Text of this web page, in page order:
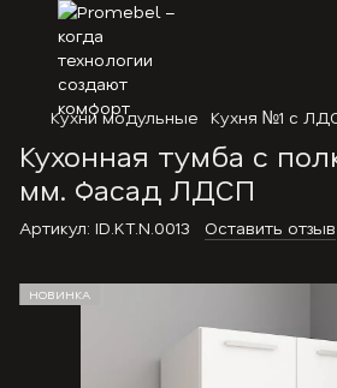
Кухни модульные Кухня №1 с
Кухонная тумба с
мм. Фасад ЛДСП
Артикул: ID.KT.N.0013 Оставить отзыв
НОВИНКА